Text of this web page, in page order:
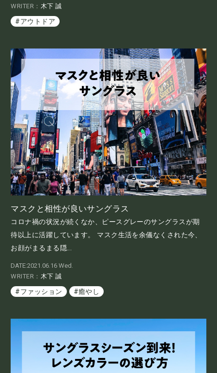
WRITER： 木下 誠
#アウトドア
マスクと相性が良いサングラス
コロナ禍の状況が続くなか、ピースグレーのサングラスが期
待以上に活躍しています。 マスク生活を余儀なくされた今、
お顔がまるまる隠...
DATE:2021.06.16 Wed.
WRITER： 木下 誠
#ファッション #癒やし